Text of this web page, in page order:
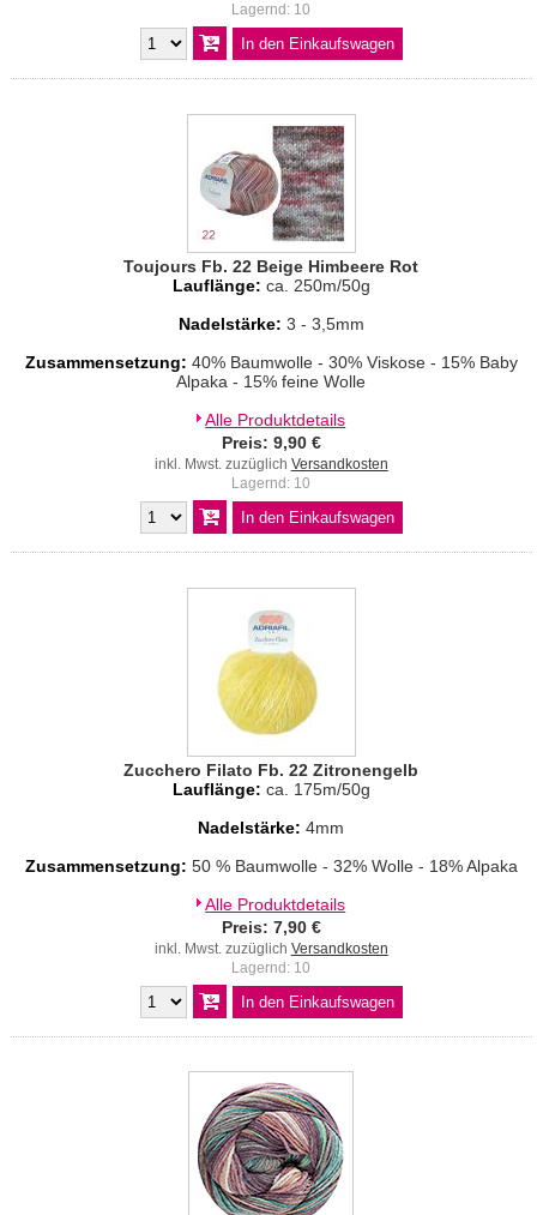
Lagernd: 10
Toujours Fb. 22 Beige Himbeere Rot
Lauflänge: ca. 250m/50g
Nadelstärke: 3 - 3,5mm
Zusammensetzung: 40% Baumwolle - 30% Viskose - 15% Baby
Alpaka - 15% feine Wolle
Alle Produktdetails
Preis: 9,90 €
inkl. Mwst. zuzüglich Versandkosten
Lagernd: 10
Zucchero Filato Fb. 22 Zitronengelb
Lauflänge: ca. 175m/50g
Nadelstärke: 4mm
Zusammensetzung: 50 % Baumwolle - 32% Wolle - 18% Alpaka
Alle Produktdetails
Preis: 7,90 €
inkl. Mwst. zuzüglich Versandkosten
Lagernd: 10